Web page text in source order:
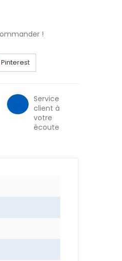
!
Pinterest
Service
client à
votre
écoute